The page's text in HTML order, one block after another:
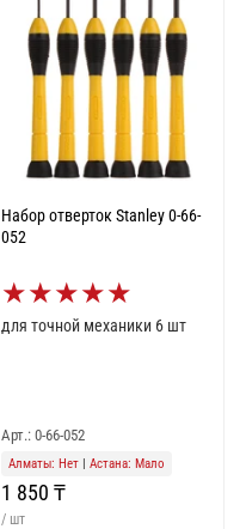
Набор отверток Stanley 0-66-
052
★★★★★
для точной механики 6 шт
Арт.: 0-66-052
Алматы: Нет| Астана: Мало
1 850 ₸
/ шт